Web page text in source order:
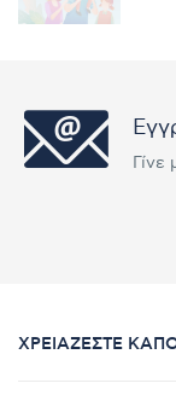
ΧΡΕΙΆΖΕΣΤΕ